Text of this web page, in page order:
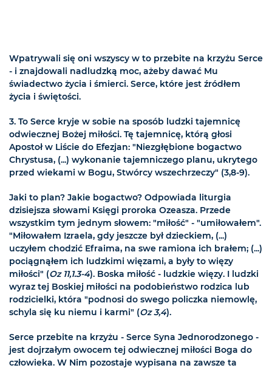
Wpatrywali się oni wszyscy w to przebite na krzyżu Serce
- i znajdowali nadludzką moc, ażeby dawać Mu
świadectwo życia i śmierci. Serce, które jest źródłem
życia i świętości.
3. To Serce kryje w sobie na sposób ludzki tajemnicę
odwiecznej Bożej miłości. Tę tajemnicę, którą głosi
Apostoł w Liście do Efezjan: "Niezgłębione bogactwo
Chrystusa, (...) wykonanie tajemniczego planu, ukrytego
przed wiekami w Bogu, Stwórcy wszechrzeczy" (3,8-9).
Jaki to plan? Jakie bogactwo? Odpowiada liturgia
dzisiejsza słowami Księgi proroka Ozeasza. Przede
wszystkim tym jednym słowem: "miłość" - "umiłowałem".
"Miłowałem Izraela, gdy jeszcze był dzieckiem, (...)
uczyłem chodzić Efraima, na swe ramiona ich brałem; (...)
pociągnąłem ich ludzkimi więzami, a były to więzy
miłości" (Oz 11,1.3-4). Boska miłość - ludzkie więzy. I ludzki
wyraz tej Boskiej miłości na podobieństwo rodzica lub
rodzicielki, która "podnosi do swego policzka niemowlę,
schyla się ku niemu i karmi" (Oz 3,4).
Serce przebite na krzyżu - Serce Syna Jednorodzonego -
jest dojrzałym owocem tej odwiecznej miłości Boga do
człowieka. W Nim pozostaje wypisana na zawsze ta